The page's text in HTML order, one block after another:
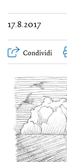
17.8.2017
Condividi